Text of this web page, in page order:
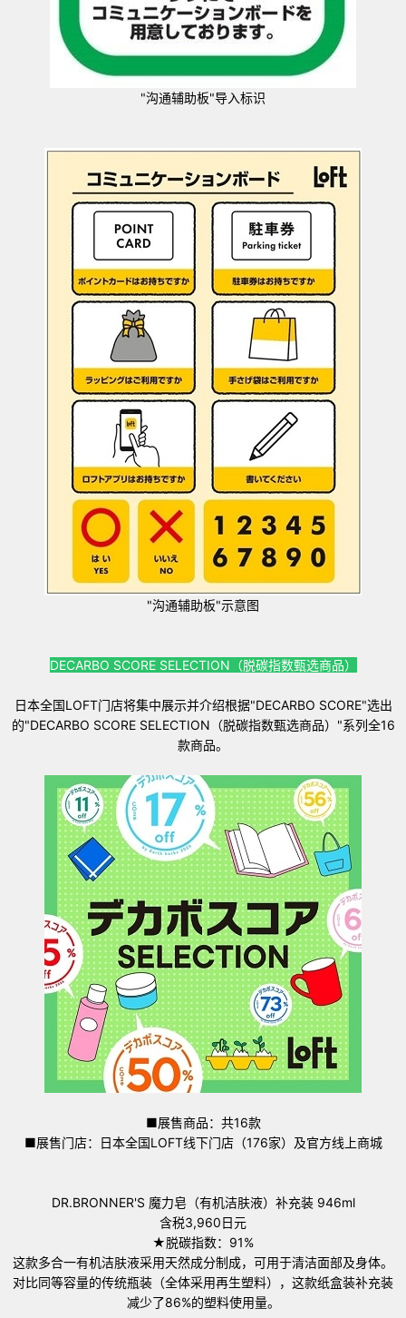
"沟通辅助板"导入标识
"沟通辅助板"示意图
DECARBO SCORE SELECTION（脱碳指数甄选商品）
日本全国LOFT门店将集中展示并介绍根据"DECARBO SCORE"选出
的"DECARBO SCORE SELECTION（脱碳指数甄选商品）"系列全16
款商品。
■展售商品：共16款
■展售门店：日本全国LOFT线下门店（176家）及官方线上商城
DR.BRONNER'S 魔力皂（有机洁肤液）补充装 946ml
含税3,960日元
★脱碳指数：91%
这款多合一有机洁肤液采用天然成分制成，可用于清洁面部及身体。
对比同等容量的传统瓶装（全体采用再生塑料），这款纸盒装补充装
减少了86%的塑料使用量。